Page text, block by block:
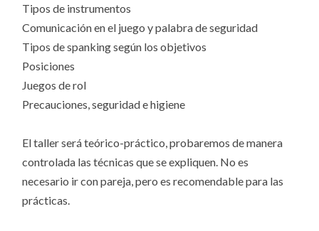
Tipos de instrumentos
Comunicación en el juego y palabra de seguridad
Tipos de spanking según los objetivos
Posiciones
Juegos de rol
Precauciones, seguridad e higiene
El taller será teórico-práctico, probaremos de manera
controlada las técnicas que se expliquen. No es
necesario ir con pareja, pero es recomendable para las
prácticas.